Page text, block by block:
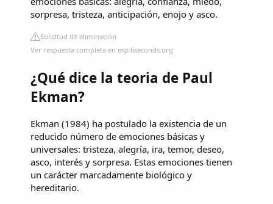
sorpresa, tristeza, anticipación, enojo y asco.
Solicitud de eliminación
Ver respuesta completa en esp.6seconds.org
¿Qué dice la teoria de Paul
Ekman?
Ekman (1984) ha postulado la existencia de un
reducido número de emociones básicas y
universales: tristeza, alegría, ira, temor, deseo,
asco, interés y sorpresa. Estas emociones tienen
un carácter marcadamente biológico y
hereditario.